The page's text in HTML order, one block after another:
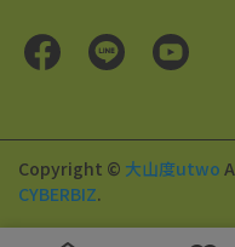
Copyright © 大山度utwo
CYBERBIZ.